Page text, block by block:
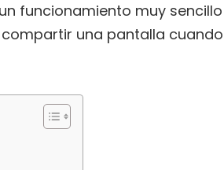
funcionamiento muy
una pantalla cuando